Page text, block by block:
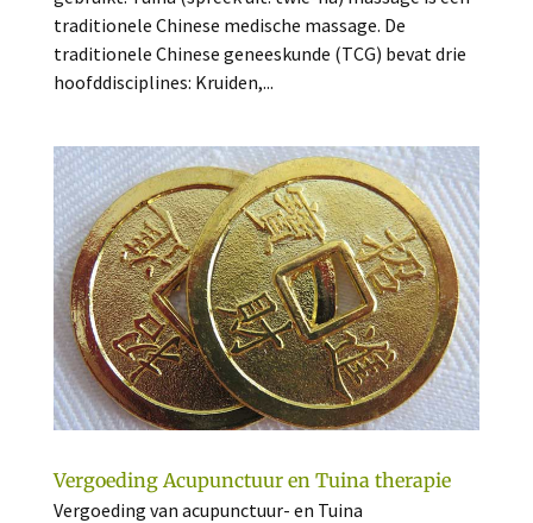
traditionele Chinese medische massage. De
traditionele Chinese geneeskunde (TCG) bevat drie
hoofddisciplines: Kruiden,...
Vergoeding Acupunctuur en Tuina therapie
Vergoeding van acupunctuur- en Tuina